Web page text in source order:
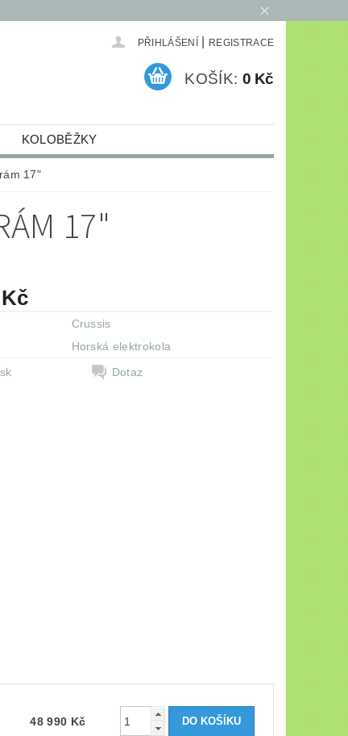
PŘIHLÁŠENÍ REGISTRACE
KOŠÍK: 0 Kč
KOLOBĚŽKY
ELEKTRO
17"
17"
Crussis
Horská elektrokola
Dotaz
48 990 Kč